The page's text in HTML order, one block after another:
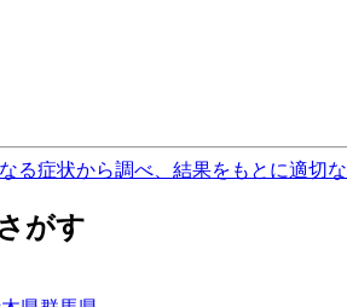
る症状から調べ、結果をもとに適切
がす